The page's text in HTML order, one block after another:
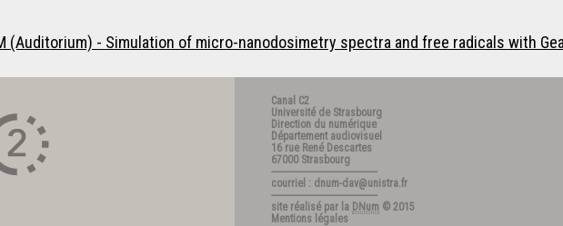
- Simulation of micro-nanodosimetry spectra and free radicals with
Canal C2
Université de Strasbourg
Direction du numérique
Département audiovisuel
16 rue René Descartes
67000 Strasbourg
---------------------------------------
courriel : dnum-dav@unistra.fr
---------------------------------------
site réalisé par la DNum © 2015
Mentions légales